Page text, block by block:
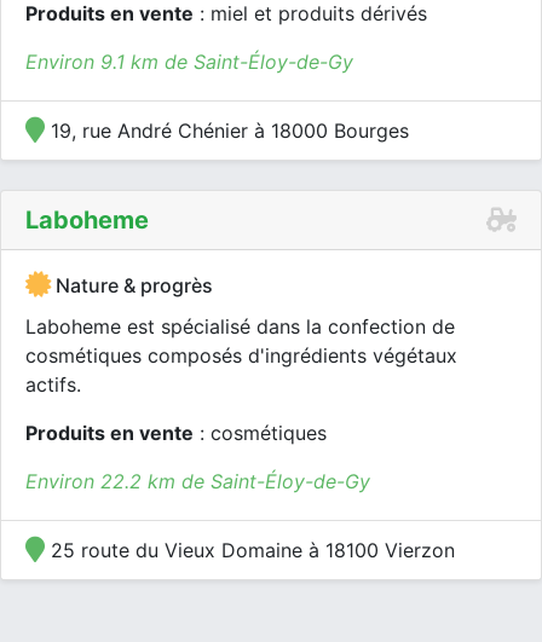
Produits en vente : miel et produits dérivés
Environ 9.1 km de Saint-Éloy-de-Gy
19, rue André Chénier à 18000 Bourges
Laboheme
Nature & progrès
Laboheme est spécialisé dans la confection de
cosmétiques composés d'ingrédients végétaux
actifs.
Produits en vente : cosmétiques
Environ 22.2 km de Saint-Éloy-de-Gy
25 route du Vieux Domaine à 18100 Vierzon